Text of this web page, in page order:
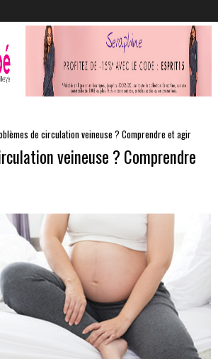
de circulation veineuse ? Comprendre et agir
veineuse ? Comprendre